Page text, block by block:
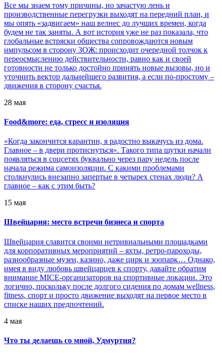
Все мы знаем тому причины, но зачастую лень и
производственные перегрузки выходят на передний план, и
мы опять «задвигаем» наш велнес до лучших времен, когда
будем не так заняты. А вот история уже не раз показала, что
глобальные встряски общества сопровождаются новым
импульсом в сторону ЗОЖ: происходит очередной толчок к
переосмыслению действительности, равно как и своей
готовности не только достойно принять новые вызовы, но и
уточнить вектор дальнейшего развития, а если по-простому –
движения в сторону счастья.
28 мая
Food&more: еда, стресс и изоляция
«Когда закончится карантин, я радостно выкачусь из дома.
Главное – в двери протиснуться». Такого типа шутки начали
появляться в соцсетях буквально через пару недель после
начала режима самоизоляции. С какими проблемами
столкнулись внезапно запертые в четырех стенах люди? А
главное – как с этим быть?
15 мая
Швейцария: место встречи бизнеса и спорта
Швейцария славится своими нетривиальными площадками
для корпоративных мероприятий – яхты, ретро-пароходы,
разнообразные музеи, казино, даже цирк и зоопарк… Однако,
имея в виду любовь швейцарцев к спорту, давайте обратим
внимание MICE-организаторов на спортивные локации. Это
логично, поскольку после долгого сидения по домам wellness,
fitness, спорт и просто движение выходят на первое место в
списке наших предпочтений.
4 мая
Что ты делаешь со мной, Удмуртия?